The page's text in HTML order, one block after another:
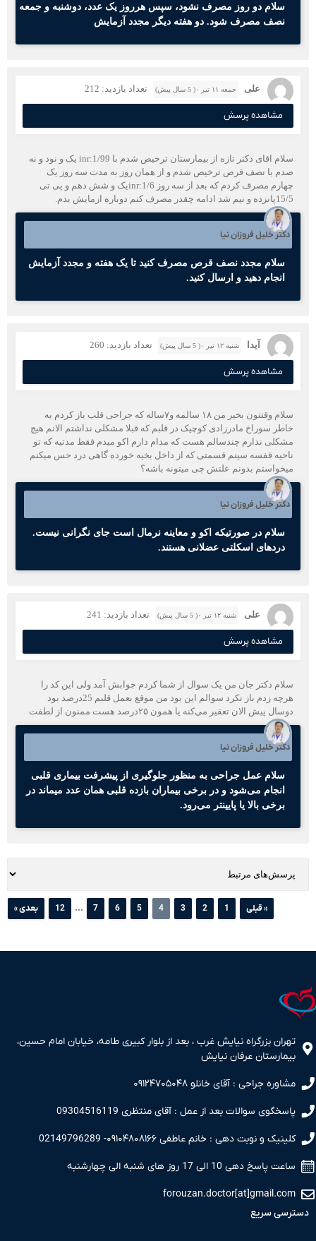
سلام دو روز مصرف نشود، سپس هرروز یک عدد، دوشنبه و جمعه
نصف مصرف شود. دو هفته دیگر مجدد آزمایش
علی جمعه ۱۱ تیر ۰( 5 سال پیش) تعداد بازدید: 212
مشاهده پرسش
سلام اقای دکتر تازه از بیمارستان ترخیص شدم با inr:1/99 یک و نود و نه
صدم با نصف قرص ترخیص شدم و از همان روز به مدت سه روز یک
چهارم مصرف کردم که بعد از سه روز inr:1/6یک و شش دهم و پی تی
15/5پانزده و نیم شد ادامه چقدر مصرف کنم دوباره ازمایش بدم.
دکتر خلیل فروزان نیا
سلام مجدد نصف قرص مصرف کنید تا یک هفته و مجدد آزمایش
انجام دهید و ارسال کنید.
آیدا شنبه ۱۲ تیر ۰( 5 سال پیش) تعداد بازدید: 260
مشاهده پرسش
سلام وقتتون بخیر من ۱۸ سالمه و۷ساله که جراحی قلب باز کردم به
خاطر سوراخ مادرزادی کوچیک در قلبم که قبلا مشکلی نداشتم الانم هیچ
مشکلی ندارم چندسالم هست که مدام دارم اکو میدم فقط مدتیه که تو
ناحیه قفسه سینم قسمتی که از داخل بخیه خورده گاهی درد حس میکنم
میخواستم بدونم علتش چی میتونه باشه؟
دکتر خلیل فروزان نیا
سلام در صورتیکه اکو و معاینه نرمال است جای نگرانی نیست.
دردهای اسکلتی عضلانی هستند.
علی شنبه ۱۲ تیر ۰( 5 سال پیش) تعداد بازدید: 241
مشاهده پرسش
سلام دکتر جان من یک سوال از شما کردم جوابش آمد ولی این کد را
هرچه زدم باز نکرد سوالم این بود من موقع بعمل قلبم 25درصد بود
دوسال پیش الان تعقیر می‌کنه یا همون ۲۵درصد هست ممنون از لطفت
دکتر خلیل فروزان نیا
سلام عمل جراحی به منظور جلوگیری از پیشرفت بیماری قلبی
انجام می‌شود و در برخی بیماران بازده قلبی همان عدد میماند در
برخی بالا یا پایینتر می‌رود.
« قبلی 1
2
3
4
5
6
7
...
12 بعدی »
تهران بزرگراه نیایش غرب ، بعد از بلوار کبیری طامه، خیابان امام حسین،
بیمارستان عرفان نیایش
مشاوره جراحی : آقای خانلو ۰۹۱۲۴۷۰۵۰۴۸
پاسخگوی سوالات بعد از عمل : آقای منتظری 09304516119
کلینیک و نوبت دهی : خانم عاطفی ۰۹۱۰۴۸۰۸۱۶۶- 02149796289
ساعت پاسخ دهی 10 الی 17 روز های شنبه الی چهارشنبه
forouzan.doctor[at]gmail.com
دسترسی سریع